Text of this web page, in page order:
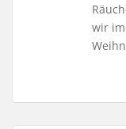
wir